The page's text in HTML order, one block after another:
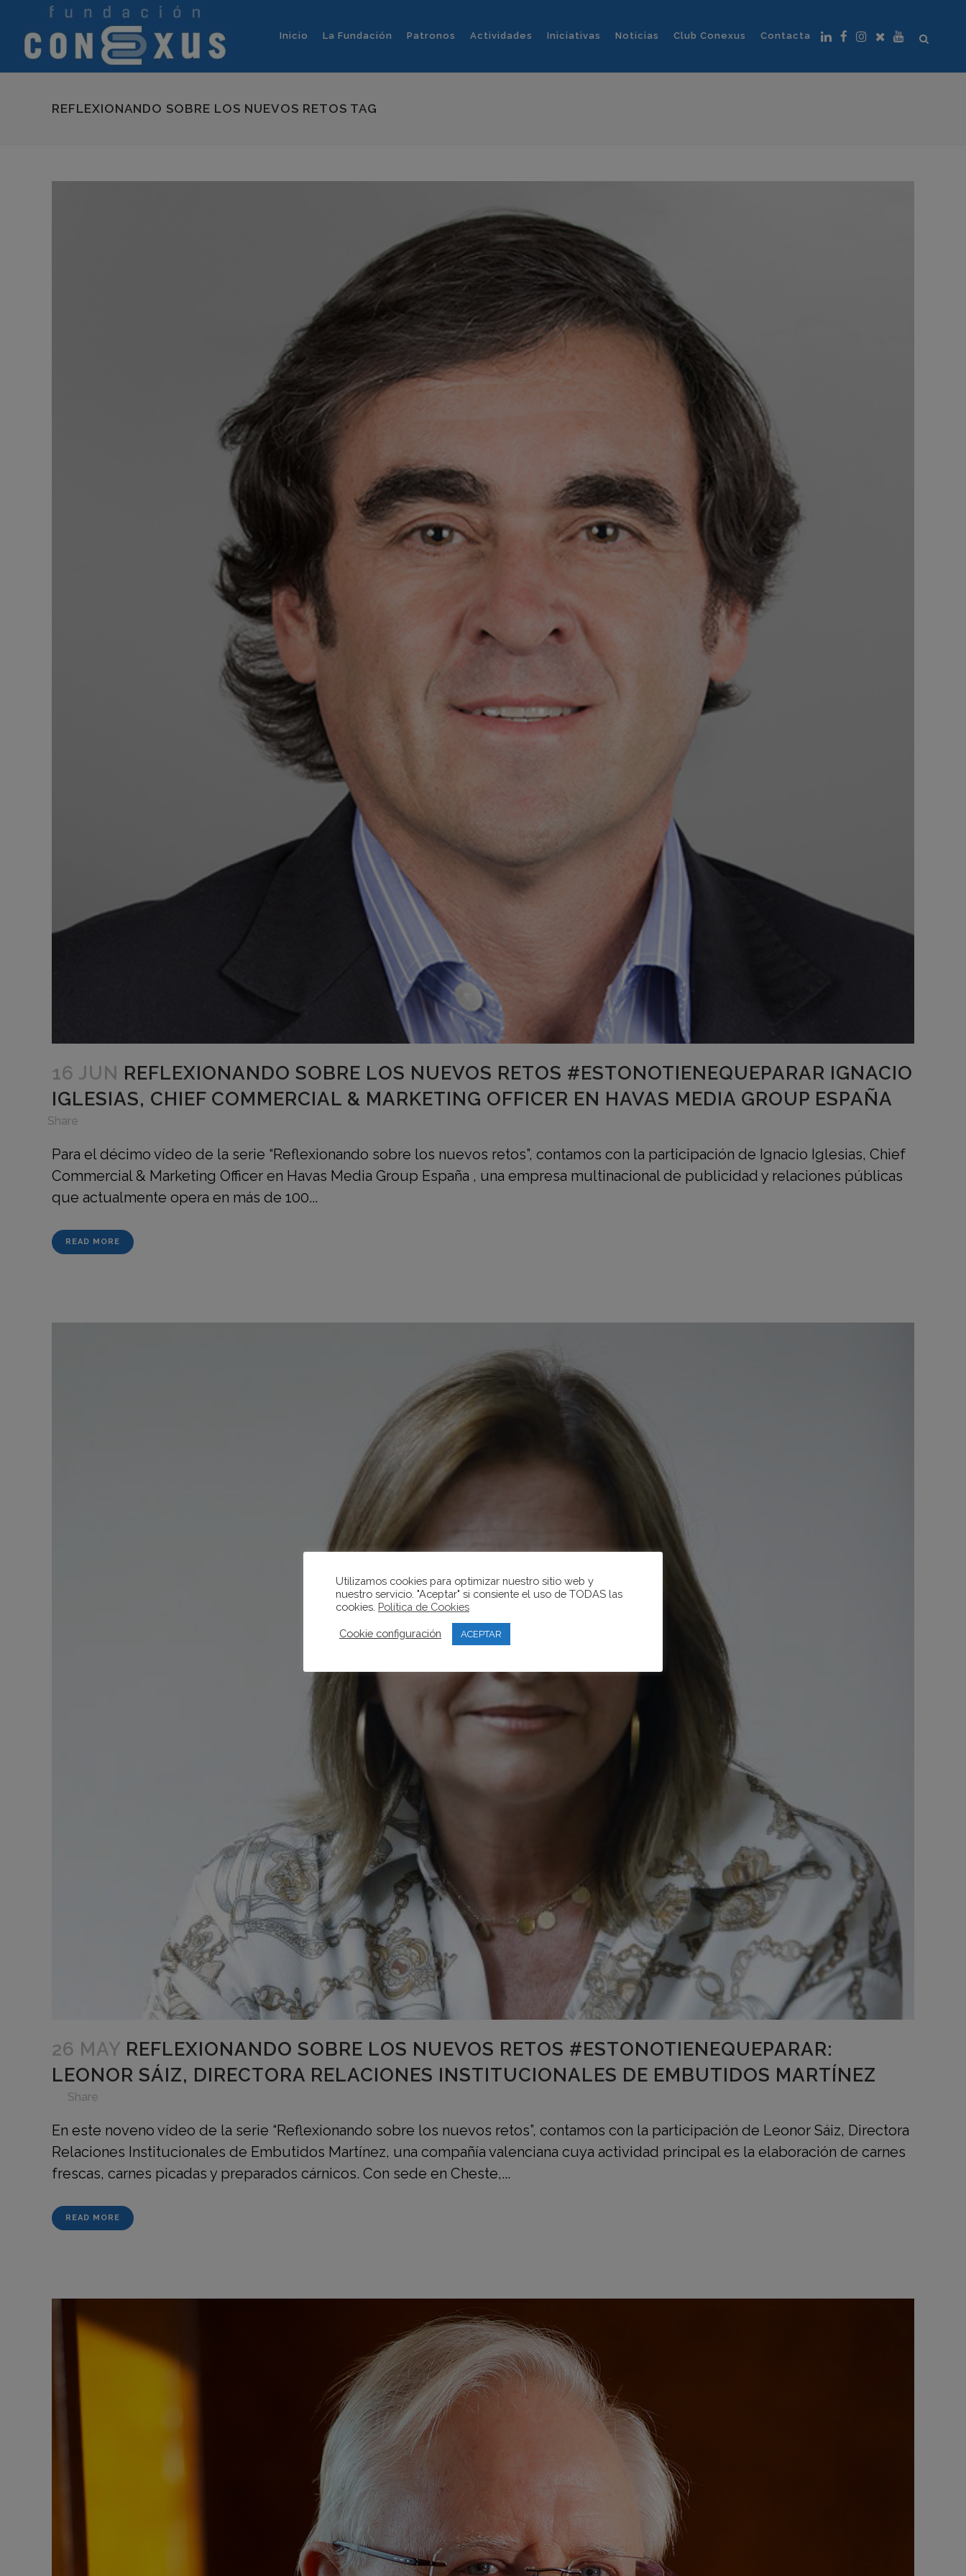
Inicio La Fundación Patronos Actividades Iniciativas Noticias Club Conexus Contacta
REFLEXIONANDO SOBRE LOS NUEVOS RETOS TAG
16 JUN REFLEXIONANDO SOBRE LOS NUEVOS RETOS #ESTONOTIENEQUEPARAR IGNACIO
IGLESIAS, CHIEF COMMERCIAL & MARKETING OFFICER EN HAVAS MEDIA GROUP ESPAÑA
Share
Para el décimo vídeo de la serie “Reflexionando sobre los nuevos retos”, contamos con la participación de Ignacio Iglesias, Chief
Commercial & Marketing Officer en Havas Media Group España , una empresa multinacional de publicidad y relaciones públicas
que actualmente opera en más de 100...
READ MORE
26 MAY REFLEXIONANDO SOBRE LOS NUEVOS RETOS #ESTONOTIENEQUEPARAR:
LEONOR SÁIZ, DIRECTORA RELACIONES INSTITUCIONALES DE EMBUTIDOS MARTÍNEZ
Share
En este noveno vídeo de la serie “Reflexionando sobre los nuevos retos”, contamos con la participación de Leonor Sáiz, Directora
Relaciones Institucionales de Embutidos Martínez, una compañía valenciana cuya actividad principal es la elaboración de carnes
frescas, carnes picadas y preparados cárnicos. Con sede en Cheste,...
READ MORE
Utilizamos cookies para optimizar nuestro sitio web y
nuestro servicio. "Aceptar" si consiente el uso de TODAS las
cookies. Política de Cookies
Cookie configuración ACEPTAR